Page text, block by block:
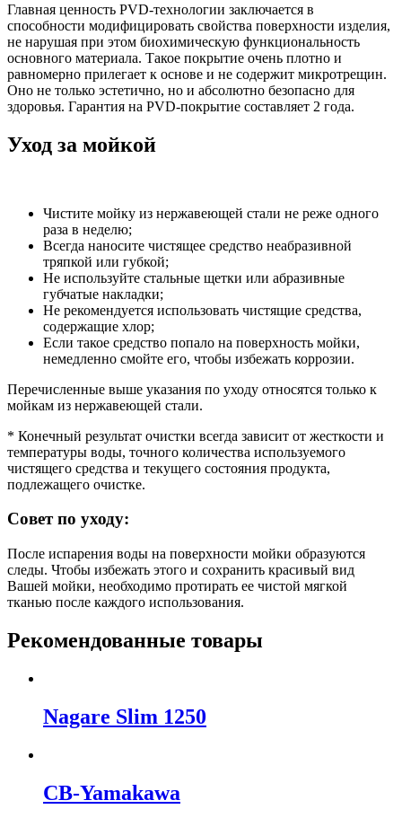
Главная ценность PVD-технологии заключается в
способности модифицировать свойства поверхности изделия,
не нарушая при этом биохимическую функциональность
основного материала. Такое покрытие очень плотно и
равномерно прилегает к основе и не содержит микротрещин.
Оно не только эстетично, но и абсолютно безопасно для
здоровья. Гарантия на PVD-покрытие составляет 2 года.
Уход за мойкой
Чистите мойку из нержавеющей стали не реже одного
раза в неделю;
Всегда наносите чистящее средство неабразивной
тряпкой или губкой;
Не используйте стальные щетки или абразивные
губчатые накладки;
Не рекомендуется использовать чистящие средства,
содержащие хлор;
Если такое средство попало на поверхность мойки,
немедленно смойте его, чтобы избежать коррозии.
Перечисленные выше указания по уходу относятся только к
мойкам из нержавеющей стали.
* Конечный результат очистки всегда зависит от жесткости и
температуры воды, точного количества используемого
чистящего средства и текущего состояния продукта,
подлежащего очистке.
Совет по уходу:
После испарения воды на поверхности мойки образуются
следы. Чтобы избежать этого и сохранить красивый вид
Вашей мойки, необходимо протирать ее чистой мягкой
тканью после каждого использования.
Рекомендованные товары
Nagare Slim 1250
CB-Yamakawa